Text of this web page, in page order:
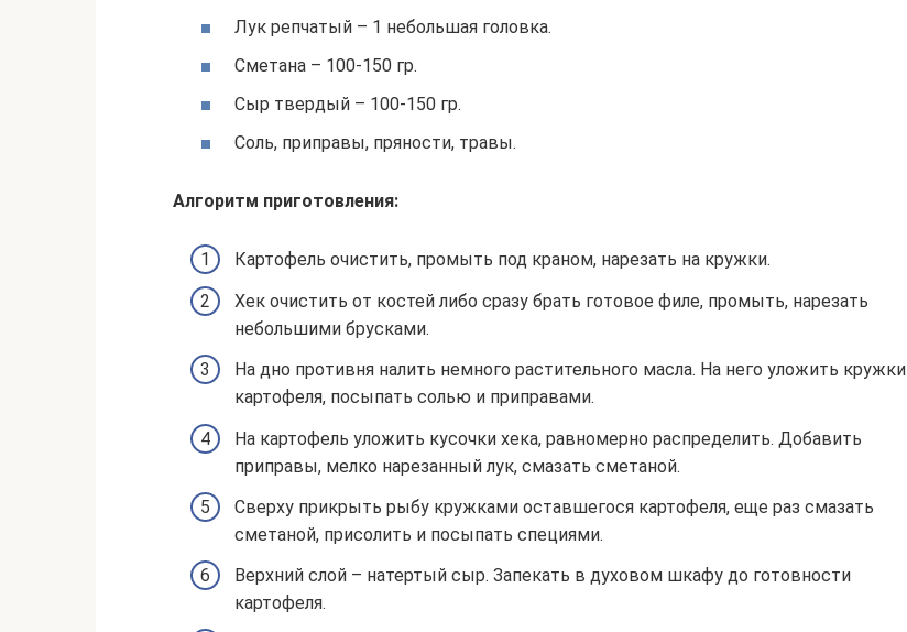
Лук репчатый – 1 небольшая головка.
Сметана – 100-150 гр.
Сыр твердый – 100-150 гр.
Соль, приправы, пряности, травы.
Алгоритм приготовления:
Картофель очистить, промыть под краном, нарезать на кружки.
Хек очистить от костей либо сразу брать готовое филе, промыть, нарезать
небольшими брусками.
На дно противня налить немного растительного масла. На него уложить кружки
картофеля, посыпать солью и приправами.
На картофель уложить кусочки хека, равномерно распределить. Добавить
приправы, мелко нарезанный лук, смазать сметаной.
Сверху прикрыть рыбу кружками оставшегося картофеля, еще раз смазать
сметаной, присолить и посыпать специями.
Верхний слой – натертый сыр. Запекать в духовом шкафу до готовности
картофеля.